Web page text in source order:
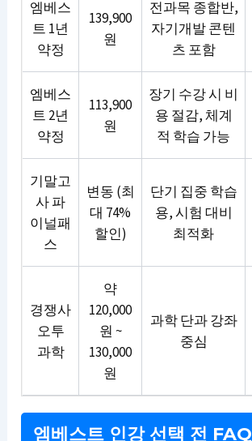
엠베스
트 1년
약정
139,900
원
전과목 종합반,
자기개발 콘텐
츠 포함
엠베스
트 2년
약정
113,900
원
장기 수강 시 비
용 절감, 체계
적 학습 가능
기말고
사 파
이널패
스
변동 (최
대 74%
할인)
단기 집중 학습
용, 시험 대비
최적화
경쟁사
오투
과학
약
120,000
원 ~
130,000
원
과학 단과 강좌
중심
엠베스트 인강 선택 전 FAQ